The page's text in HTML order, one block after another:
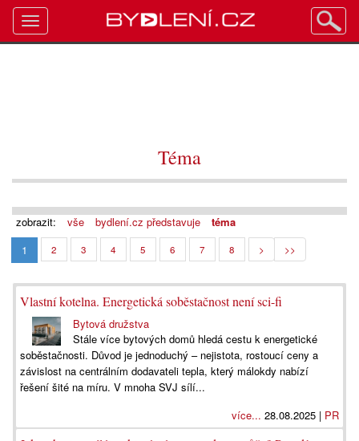
Téma
zobrazit: vše bydlení.cz představuje
téma
1
2 3 4 5 6 7 8 > >>
Vlastní kotelna. Energetická soběstačnost není sci-fi
Bytová družstva
Stále více bytových domů hledá cestu k energetické
soběstačnosti. Důvod je jednoduchý – nejistota, rostoucí ceny a
závislost na centrálním dodavateli tepla, který málokdy nabízí
řešení šité na míru. V mnoha SVJ sílí...
více... 28.08.2025 | PR
Toggle
navigation